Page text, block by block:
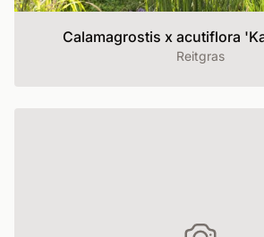
Calamagrostis x acutiflora
Reitgras